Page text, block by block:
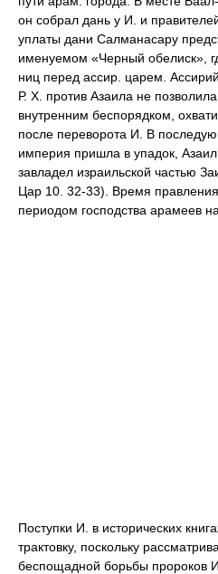
он собрал дань у И. и
уплаты дани Салманасару
именуемом «Черный обелиск»,
ниц перед ассир. царем.
Р. Х. против Азаила не
внутренним беспорядком,
после переворота И. В
империя пришла в упадок,
завладел израильской частью
Цар 10. 32-33). Время
периодом господства арамеев
Поступки И. в исторических
трактовку, поскольку
беспощадной борьбы пророков